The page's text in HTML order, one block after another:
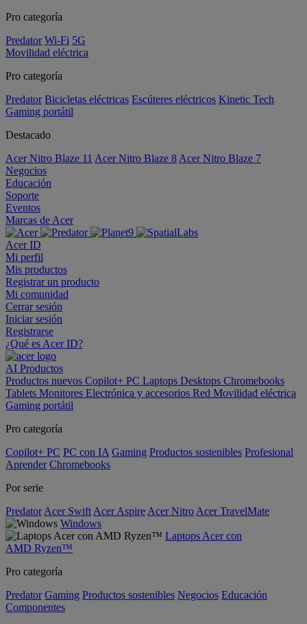
Pro categoría
Predator Wi-Fi 5G
Movilidad eléctrica
Pro categoría
Predator Bicicletas eléctricas Escúteres eléctricos Kinetic Tech
Gaming portátil
Destacado
Acer Nitro Blaze 11 Acer Nitro Blaze 8 Acer Nitro Blaze 7
Negocios
Educación
Soporte
Eventos
Marcas de Acer
Acer ID
Mi perfil
Mis productos
Registrar un producto
Mi comunidad
Cerrar sesión
Iniciar sesión
Registrarse
¿Qué es Acer ID?
AI Productos
Productos nuevos Copilot+ PC Laptops Desktops Chromebooks
Tablets Monitores Electrónica y accesorios Red Movilidad eléctrica
Gaming portátil
Pro categoría
Copilot+ PC PC con IA Gaming Productos sostenibles Profesional
Aprender Chromebooks
Por serie
Predator Acer Swift Acer Aspire Acer Nitro Acer TravelMate
Windows
Laptops Acer con
AMD Ryzen™
Pro categoría
Predator Gaming Productos sostenibles Negocios Educación
Componentes